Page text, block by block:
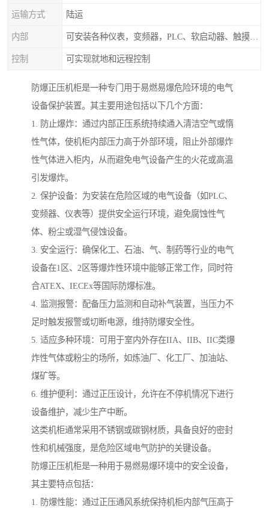
运输方式 陆运
内部
控制 可实现就地和远程控制
防爆正压机柜是一种专门用于易燃易爆危险环境的电气
设备保护装置。其主要用途包括以下几个方面：
1. 防止爆炸：通过内部正压系统持续通入清洁空气或惰
性气体，使机柜内部压力高于外部环境，阻止外部爆炸
性气体进入柜内，从而避免电气设备产生的火花或高温
引发爆炸。
2. 保护设备：为安装在危险区域的电气设备（如PLC、
变频器、仪表等）提供安全运行环境，避免腐蚀性气
体、粉尘或湿气侵蚀设备。
3. 安全运行：确保化工、石油、气、制药等行业的电气
设备在1区、2区等爆炸性环境中能够正常工作，同时符
合ATEX、IECEx等国际防爆标准。
4. 监测报警：配备压力监测和自动补气装置，当压力不
足时触发报警或切断电源，维持防爆安全性。
5. 适应多种环境：可用于室内外存在IIA、IIB、IIC类爆
炸性气体或粉尘的场所，如炼油厂、化工厂、加油站、
煤矿等。
6. 维护便利：通过正压设计，允许在不停机情况下进行
设备维护，减少生产中断。
这类机柜通常采用不锈钢或碳钢材质，具备良好的密封
性和机械强度，是危险区域电气防护的关键设备。
防爆正压机柜是一种用于易燃易爆环境中的安全设备，
其主要特点包括：
1. 防爆性能：通过正压通风系统保持机柜内部气压高于